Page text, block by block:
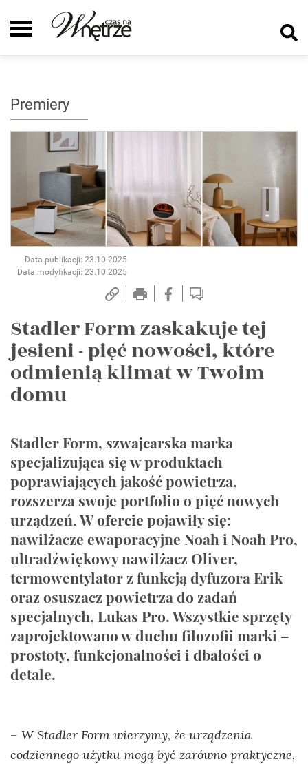
Premiery
Data publikacji: 23.10.2025
Data modyfikacji: 23.10.2025
Stadler Form zaskakuje tej
jesieni - pięć nowości, które
odmienią klimat w Twoim
domu
Stadler Form, szwajcarska marka
specjalizująca się w produktach
poprawiających jakość powietrza,
rozszerza swoje portfolio o pięć nowych
urządzeń. W ofercie pojawiły się:
nawilżacze ewaporacyjne Noah i Noah Pro,
ultradźwiękowy nawilżacz Oliver,
termowentylator z funkcją dyfuzora Erik
oraz osuszacz powietrza do zadań
specjalnych, Lukas Pro. Wszystkie sprzęty
zaprojektowano w duchu filozofii marki –
prostoty, funkcjonalności i dbałości o
detale.
– W Stadler Form wierzymy, że urządzenia
codziennego użytku mogą być zarówno praktyczne,